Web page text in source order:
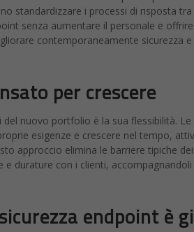
standardizzare i processi di risposta
senza aumentare il personale e
contemporaneamente sicurezza e
per crescere
nuovo portfolio è la sua flessibilità.
esigenze e crescere nel tempo,
approccio elimina le barriere tipiche
e durature con i clienti,
endpoint è